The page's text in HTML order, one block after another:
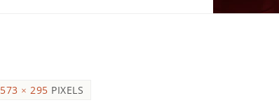
573 × 295 PIXELS